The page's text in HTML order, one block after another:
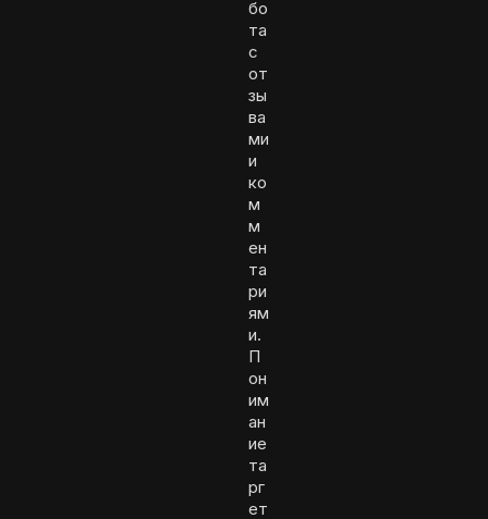
бо
та
с
от
зы
ва
ми
и
ко
м
м
ен
та
ри
ям
и.
П
он
им
ан
ие
та
рг
ет